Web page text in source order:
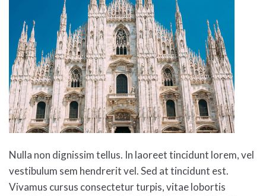
Nulla non dignissim tellus. In laoreet tincidunt lorem, vel
vestibulum sem hendrerit vel. Sed at tincidunt est.
Vivamus cursus consectetur turpis, vitae lobortis